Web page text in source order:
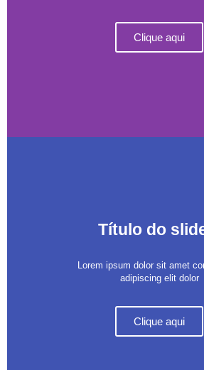
Clique aqui
Título do
Lorem ipsum dolor sit amet
adipiscing elit dolor
Clique aqui